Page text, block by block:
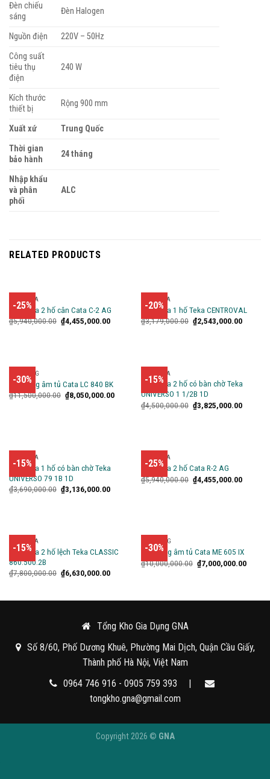
Đèn chiếu
sáng
Đèn Halogen
Nguồn điện
220V – 50Hz
Công suất
tiêu thụ
điện
240 W
Kích thước
thiết bị
Rộng 900 mm
Xuất xứ
Trung Quốc
Thời gian
bảo hành
24 tháng
Nhập khẩu
và phân
phối
ALC
RELATED PRODUCTS
-25%
CHẬU RỬA
Chậu rửa 2 hố cân Cata C-2 AG
₫5,940,000.00 ₫4,455,000.00
-20%
CHẬU RỬA
Chậu rửa 1 hố Teka CENTROVAL
₫3,179,000.00 ₫2,543,000.00
-30%
LÒ NƯỚNG
Lò nướng âm tủ Cata LC 840 BK
₫11,500,000.00 ₫8,050,000.00
-15%
CHẬU RỬA
Chậu rửa 2 hố có bàn chờ Teka
UNIVERSO 1 1/2B 1D
₫4,500,000.00 ₫3,825,000.00
-15%
CHẬU RỬA
Chậu rửa 1 hố có bàn chờ Teka
UNIVERSO 79 1B 1D
₫3,690,000.00 ₫3,136,000.00
-25%
CHẬU RỬA
Chậu rửa 2 hố Cata R-2 AG
₫5,940,000.00 ₫4,455,000.00
-15%
CHẬU RỬA
Chậu rửa 2 hố lệch Teka CLASSIC
860.500.2B
₫7,800,000.00 ₫6,630,000.00
-30%
LÒ NƯỚNG
Lò nướng âm tủ Cata ME 605 IX
₫10,000,000.00 ₫7,000,000.00
Tổng Kho Gia Dụng GNA
Số 8/60, Phố Dương Khuê, Phường Mai Dịch, Quận Cầu Giấy,
Thành phố Hà Nội, Việt Nam
0964 746 916 - 0905 759 393
|
tongkho.gna@gmail.com
Copyright 2026 © GNA